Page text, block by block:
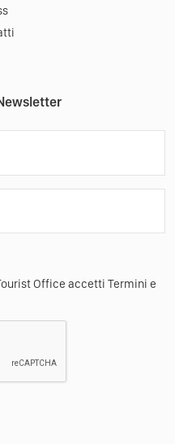
Office accetti Termini e